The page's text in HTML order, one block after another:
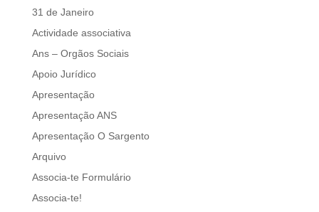
31 de Janeiro
Actividade associativa
Ans – Orgãos Sociais
Apoio Jurídico
Apresentação
Apresentação ANS
Apresentação O Sargento
Arquivo
Associa-te Formulário
Associa-te!